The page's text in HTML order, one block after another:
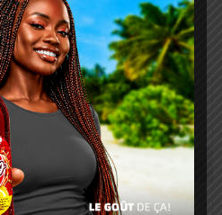
pour la visite médicale à
2026
J V S D
1 2
13 14 15 16